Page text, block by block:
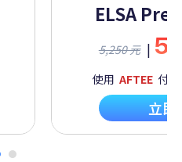
ELSA
5,250 元 |
使用 AFTEE 付
立即